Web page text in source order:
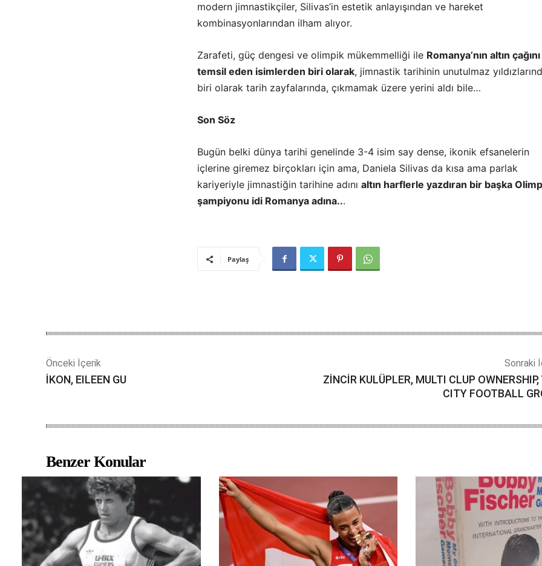
modern jimnastikçiler, Silivas’in estetik anlayışından ve hareket
kombinasyonlarından ilham alıyor.
Zarafeti, güç dengesi ve olimpik mükemmelliği ile Romanya’nın altın çağını
temsil eden isimlerden biri olarak, jimnastik tarihinin unutulmaz
biri olarak tarih zayfalarında, çıkmamak üzere yerini aldı bile…
Son Söz
Bugün belki dünya tarihi genelinde 3-4 isim say dense, ikonik efsanelerin
içlerine giremez birçokları için ama, Daniela Silivas da kısa ama parlak
kariyeriyle jimnastiğin tarihine adını altın harflerle yazdıran bir başka
şampiyonu idi Romanya adına...
Paylaş
Önceki İçerik
İKON, EILEEN GU
Sonraki
ZİNCİR KULÜPLER, MULTI CLUP OWNERSHIP,
CITY FOOTBALL
Benzer Konular